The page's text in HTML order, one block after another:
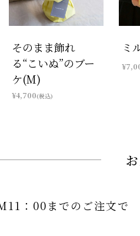
そのまま飾れ
る“こいぬ”のブー
ケ(M)
¥4,700(税込)
ミ
：00までのご注文で